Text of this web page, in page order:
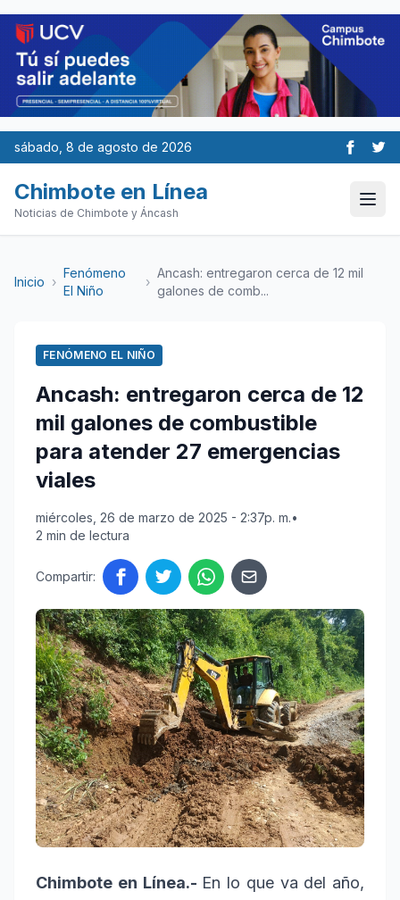
sábado, 8 de agosto de 2026
Chimbote en Línea
Noticias de Chimbote y Áncash
Inicio ›
Fenómeno
El Niño
›
Ancash: entregaron cerca de 12 mil
galones de comb...
FENÓMENO EL NIÑO
Ancash: entregaron cerca de 12
mil galones de combustible
para atender 27 emergencias
viales
miércoles, 26 de marzo de 2025 - 2:37p. m.•
2 min de lectura
Compartir:
Chimbote en Línea.- En lo que va del año,